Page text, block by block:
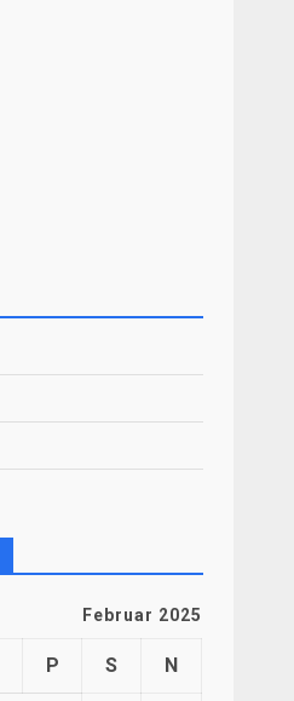
Februar 2025
P S N